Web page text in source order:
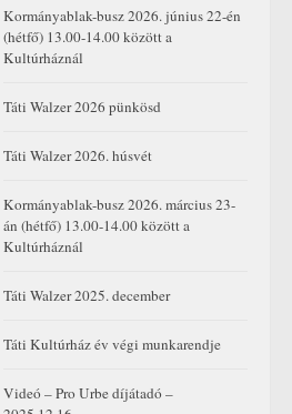
Kormányablak-busz 2026. június 22-én
(hétfő) 13.00-14.00 között a
Kultúrháznál
Táti Walzer 2026 pünkösd
Táti Walzer 2026. húsvét
Kormányablak-busz 2026. március 23-
án (hétfő) 13.00-14.00 között a
Kultúrháznál
Táti Walzer 2025. december
Táti Kultúrház év végi munkarendje
Videó – Pro Urbe díjátadó –